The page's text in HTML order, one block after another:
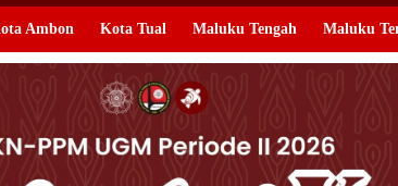
Ambon Kota Tual Maluku Tengah Maluku